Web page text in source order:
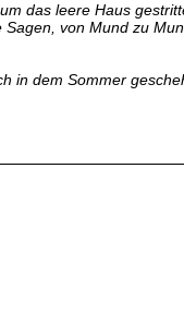
das leere Haus
von Mund zu
in dem Sommer